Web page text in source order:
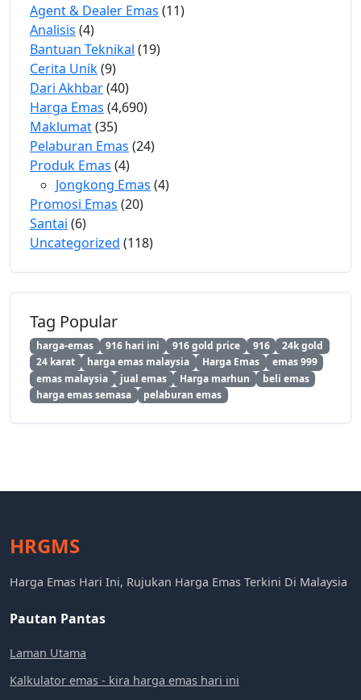
Agent & Dealer Emas (11)
Analisis (4)
Bantuan Teknikal (19)
Cerita Unik(9)
Dari Akhbar(40)
Harga Emas (4,690)
Maklumat(35)
Pelaburan Emas (24)
Produk Emas (4)
Jongkong Emas (4)
Promosi Emas (20)
Santai (6)
Uncategorized (118)
Tag Popular
harga-emas 916 hari ini 916 gold price 916
24k gold
24 karat
harga emas malaysia Harga Emas
emas 999
emas malaysia
jual emas Harga marhun
beli emas
harga emas semasa
pelaburan emas
HRGMS
Harga Emas Hari Ini, Rujukan Harga Emas Terkini Di Malaysia
Pautan Pantas
Laman Utama
Kalkulator emas - kira harga emas hari ini